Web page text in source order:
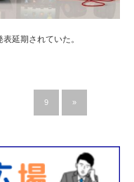
延期されていた。
9 »